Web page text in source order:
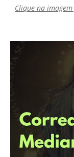
Clique na